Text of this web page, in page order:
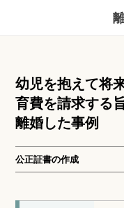
幼児を抱えて将
育費を請求する
離婚した事例
公正証書の作成